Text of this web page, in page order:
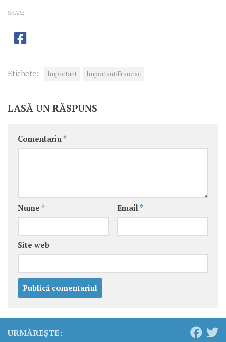
SHARE
Etichete: Important Important-Francisc
LASĂ UN RĂSPUNS
Comentariu *
Nume * Email *
Site web
URMĂREȘTE: